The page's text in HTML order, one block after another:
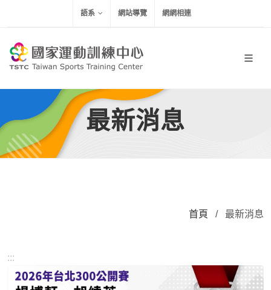
語系 網站導覽 網網相連
最新消息
首頁 / 最新消息
:::